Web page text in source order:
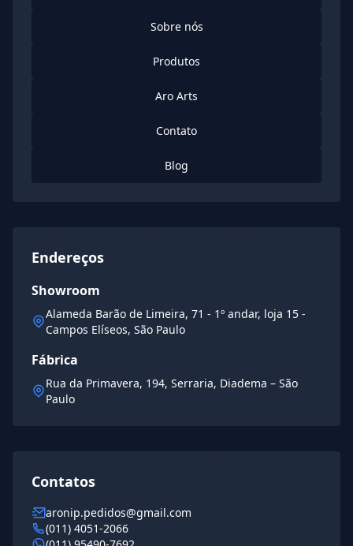
Sobre nós
Produtos
Aro Arts
Contato
Blog
Endereços
Showroom
Alameda Barão de Limeira, 71 - 1º andar, loja 15 -
Campos Elíseos, São Paulo
Fábrica
Rua da Primavera, 194, Serraria, Diadema – São
Paulo
Contatos
aronip.pedidos@gmail.com
(011) 4051-2066